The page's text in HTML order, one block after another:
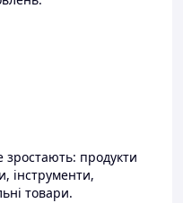
продукти
інструменти,
товари.